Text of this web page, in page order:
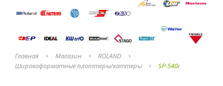
Главная Магазин
ROLAND
Широкоформатные плоттеры/каттеры
SP-540i